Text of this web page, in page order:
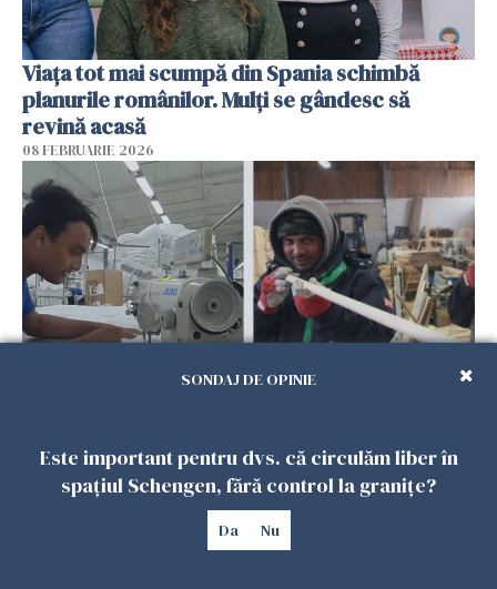
Viața tot mai scumpă din Spania schimbă
planurile românilor. Mulți se gândesc să
revină acasă
08 FEBRUARIE 2026
muncitorii străini în favoarea Spaniei
06 FEBRUARIE 2026
SONDAJ DE OPINIE
Este important pentru dvs. că circulăm liber în
spațiul Schengen, fără control la granițe?
Da Nu